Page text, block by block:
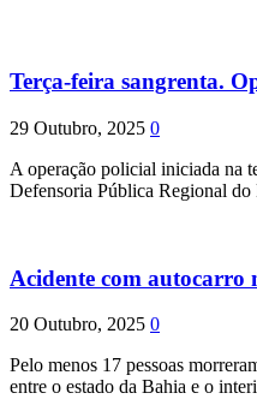
Terça-feira sangrenta.
29 Outubro, 2025 0
A operação policial iniciada na
Defensoria Pública Regional do
Acidente com autocarro
20 Outubro, 2025 0
Pelo menos 17 pessoas
entre o estado da Bahia e o